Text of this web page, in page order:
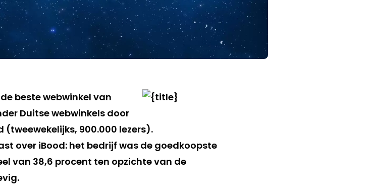
beste webwinkel van
Duitse webwinkels door
900.000 lezers).
over iBood: het bedrijf was de goedkoopste
van 38,6 procent ten opzichte van de